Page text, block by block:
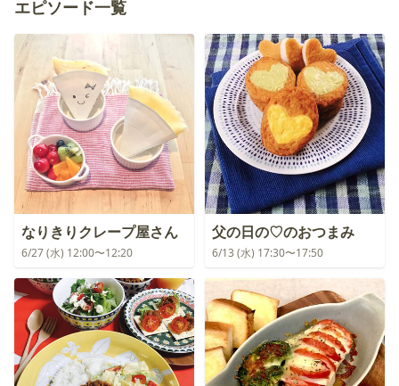
エピソード一覧
なりきりクレープ屋さん
6/27 (水) 12:00〜12:20
父の日の♡のおつまみ
6/13 (水) 17:30〜17:50